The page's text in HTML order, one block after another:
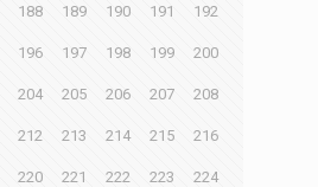
188 189 190 191 192
196 197 198 199 200
204 205 206 207 208
212 213 214 215 216
220 221 222 223 224